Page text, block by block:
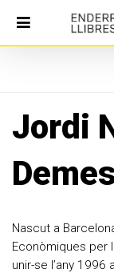
PORTADA
Catàleg
Notícies
Què
som
Contacte
Jordi
Nascut a
Econòmiques per
unir-se l’any